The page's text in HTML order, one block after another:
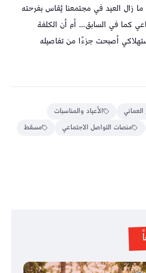
زال العيد في مجتمعنا يُقاس بفرحته
كما في السابق… أم أن الكلفة
أصبحت جزءًا من تفاصيله
الأعياد والمناسبات
منصات التواصل الاجتماعي
مسقط